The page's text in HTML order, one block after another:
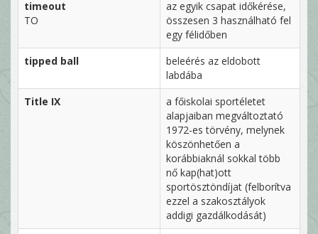
timeout
TO
az egyik csapat időkérése,
összesen 3 használható fel
egy félidőben
tipped ball
beleérés az eldobott
labdába
Title IX
a főiskolai sportéletet
alapjaiban megváltoztató
1972-es törvény, melynek
köszönhetően a
korábbiaknál sokkal több
nő kap(hat)ott
sportösztöndíjat (felborítva
ezzel a szakosztályok
addigi gazdálkodását)